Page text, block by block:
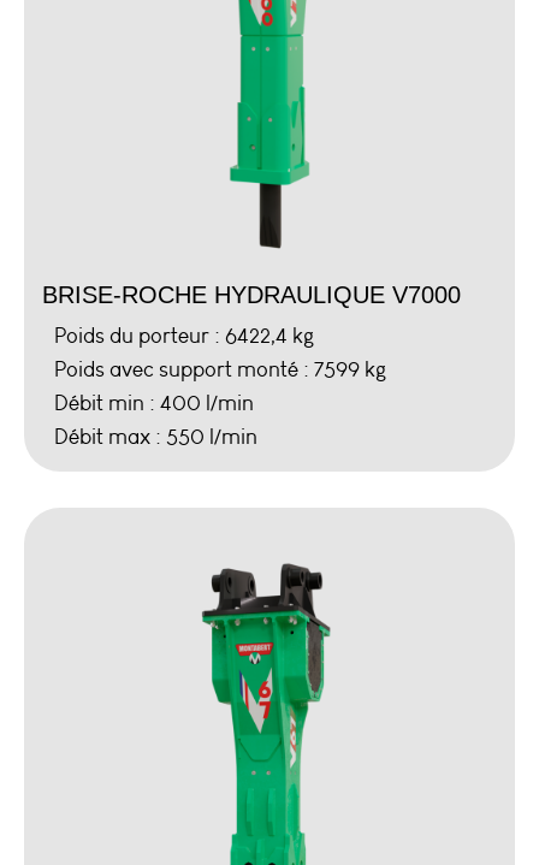
BRISE-ROCHE HYDRAULIQUE V7000
Poids du porteur : 6422,4 kg
Poids avec support monté : 7599 kg
Débit min : 400 l/min
Débit max : 550 l/min